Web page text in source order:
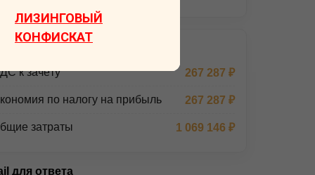
выгода
к зачёту 267 287 ₽
по налогу на прибыль 267 287 ₽
затраты 1 069 146 ₽
для ответа
ЛИЗИНГОВЫЙ
КОНФИСКАТ